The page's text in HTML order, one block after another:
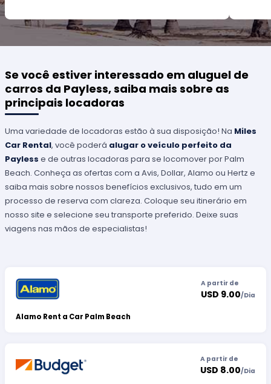
Se você estiver interessado em aluguel de
carros da Payless, saiba mais sobre as
principais locadoras
Uma variedade de locadoras estão à sua disposição! Na Miles
Car Rental, você poderá alugar o veículo perfeito da
Payless e de outras locadoras para se locomover por Palm
Beach. Conheça as ofertas com a Avis, Dollar, Alamo ou Hertz e
saiba mais sobre nossos benefícios exclusivos, tudo em um
processo de reserva com clareza. Coloque seu itinerário em
nosso site e selecione seu transporte preferido. Deixe suas
viagens nas mãos de especialistas!
Alamo Rent a Car Palm Beach
A partir de
USD 9.00/Dia
A partir de
USD 8.00/Dia